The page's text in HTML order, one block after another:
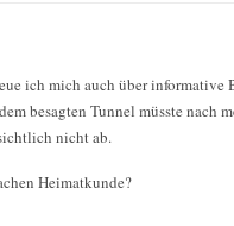
ich mich auch über informative
besagten Tunnel müsste nach
nicht ab.
Heimatkunde?